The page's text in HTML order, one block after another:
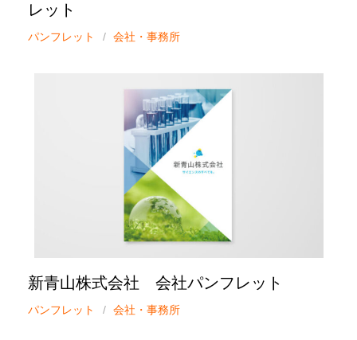
レット
パンフレット 会社・事務所
新青山株式会社 会社パンフレット
パンフレット 会社・事務所